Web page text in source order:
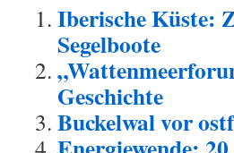
Iberische Küste:
Segelboote
Geschichte
Buckelwal vor